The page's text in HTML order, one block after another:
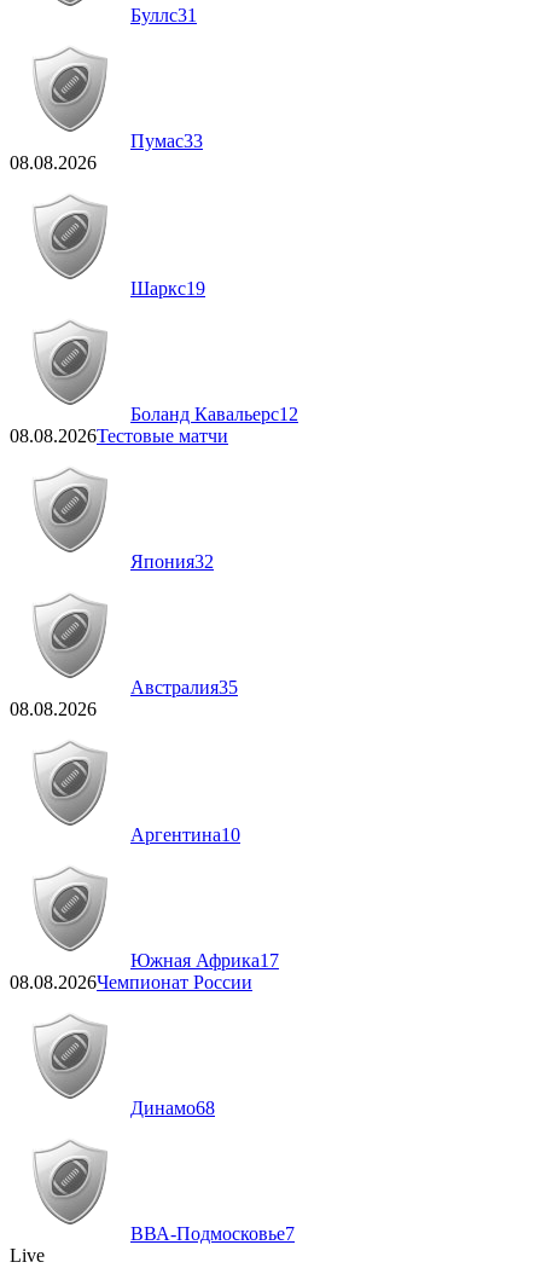
Буллс31
Пумас33
08.08.2026
Шаркс19
Боланд Кавальерс12
08.08.2026Тестовые матчи
Япония32
Австралия35
08.08.2026
Аргентина10
Южная Африка17
08.08.2026Чемпионат России
Динамо68
ВВА-Подмосковье7
Live